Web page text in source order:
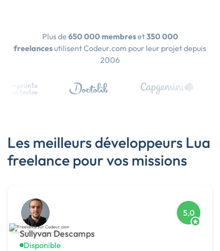
Plus de 650 000 membreset350 000
freelances utilisent Codeur.com pour leur projet depuis
2006
Les meilleurs développeurs Lua
freelance pour vos missions
Sullyvan Descamps
Disponible
5,0